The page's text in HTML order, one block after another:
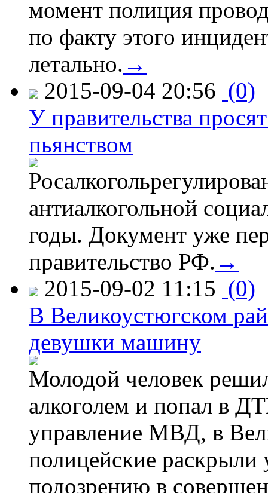
момент полиция
по факту этого
летально. →
2015-09-04 20:56 (0)
У правительства
пьянством
антиалкогольной
годы. Документ уже
правительство РФ. →
2015-09-02 11:15 (0)
В Великоустюгском
девушки машину
Молодой человек
алкоголем и попал в
управление МВД, в
полицейские
подозрению в